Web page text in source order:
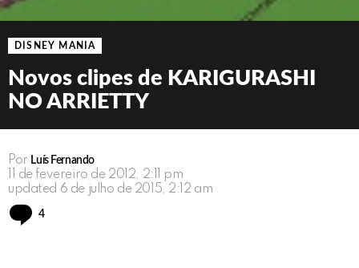
DISNEY MANIA
Novos clipes de KARIGURASHI
NO ARRIETTY
Por Luís Fernando
11 de fevereiro de 2012, 2:11 pm
updated 6 de julho de 2015, 2:12 am
4